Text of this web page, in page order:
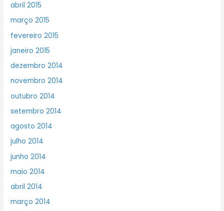
abril 2015
março 2015
fevereiro 2015
janeiro 2015
dezembro 2014
novembro 2014
outubro 2014
setembro 2014
agosto 2014
julho 2014
junho 2014
maio 2014
abril 2014
março 2014